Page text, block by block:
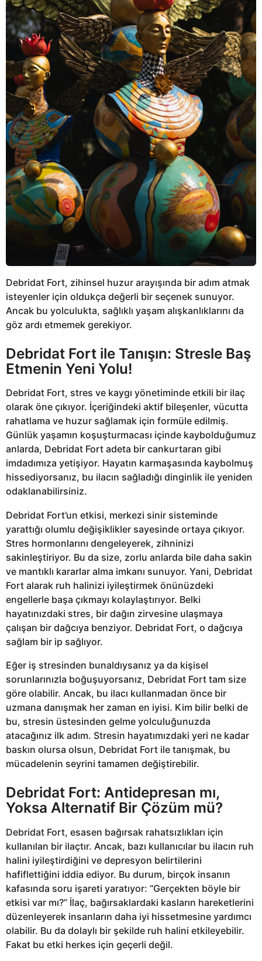
Debridat Fort, zihinsel huzur arayışında bir adım atmak
isteyenler için oldukça değerli bir seçenek sunuyor.
Ancak bu yolculukta, sağlıklı yaşam alışkanlıklarını da
göz ardı etmemek gerekiyor.
Debridat Fort ile Tanışın: Stresle Baş
Etmenin Yeni Yolu!
Debridat Fort, stres ve kaygı yönetiminde etkili bir ilaç
olarak öne çıkıyor. İçeriğindeki aktif bileşenler, vücutta
rahatlama ve huzur sağlamak için formüle edilmiş.
Günlük yaşamın koşuşturmacası içinde kaybolduğumuz
anlarda, Debridat Fort adeta bir cankurtaran gibi
imdadımıza yetişiyor. Hayatın karmaşasında kaybolmuş
hissediyorsanız, bu ilacın sağladığı dinginlik ile yeniden
odaklanabilirsiniz.
Debridat Fort’un etkisi, merkezi sinir sisteminde
yarattığı olumlu değişiklikler sayesinde ortaya çıkıyor.
Stres hormonlarını dengeleyerek, zihninizi
sakinleştiriyor. Bu da size, zorlu anlarda bile daha sakin
ve mantıklı kararlar alma imkanı sunuyor. Yani, Debridat
Fort alarak ruh halinizi iyileştirmek önünüzdeki
engellerle başa çıkmayı kolaylaştırıyor. Belki
hayatınızdaki stres, bir dağın zirvesine ulaşmaya
çalışan bir dağcıya benziyor. Debridat Fort, o dağcıya
sağlam bir ip sağlıyor.
Eğer iş stresinden bunaldıysanız ya da kişisel
sorunlarınızla boğuşuyorsanız, Debridat Fort tam size
göre olabilir. Ancak, bu ilacı kullanmadan önce bir
uzmana danışmak her zaman en iyisi. Kim bilir belki de
bu, stresin üstesinden gelme yolculuğunuzda
atacağınız ilk adım. Stresin hayatımızdaki yeri ne kadar
baskın olursa olsun, Debridat Fort ile tanışmak, bu
mücadelenin seyrini tamamen değiştirebilir.
Debridat Fort: Antidepresan mı,
Yoksa Alternatif Bir Çözüm mü?
Debridat Fort, esasen bağırsak rahatsızlıkları için
kullanılan bir ilaçtır. Ancak, bazı kullanıcılar bu ilacın ruh
halini iyileştirdiğini ve depresyon belirtilerini
hafiflettiğini iddia ediyor. Bu durum, birçok insanın
kafasında soru işareti yaratıyor: “Gerçekten böyle bir
etkisi var mı?” İlaç, bağırsaklardaki kasların hareketlerini
düzenleyerek insanların daha iyi hissetmesine yardımcı
olabilir. Bu da dolaylı bir şekilde ruh halini etkileyebilir.
Fakat bu etki herkes için geçerli değil.